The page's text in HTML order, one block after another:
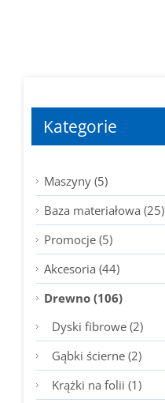
Kategorie
Maszyny (5)
Baza materiałowa (25)
Promocje (5)
Akcesoria (44)
Drewno (106)
Dyski fibrowe (2)
Gąbki ścierne (2)
Krążki na folii (1)